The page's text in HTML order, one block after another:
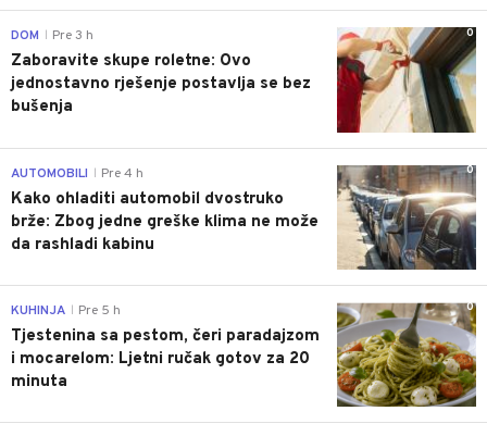
0
DOM Pre 3 h
Zaboravite skupe roletne: Ovo
jednostavno rješenje postavlja se bez
bušenja
0
AUTOMOBILI Pre 4 h
Kako ohladiti automobil dvostruko
brže: Zbog jedne greške klima ne može
da rashladi kabinu
0
KUHINJA Pre 5 h
Tjestenina sa pestom, čeri paradajzom
i mocarelom: Ljetni ručak gotov za 20
minuta